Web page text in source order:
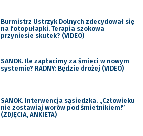
Burmistrz Ustrzyk Dolnych zdecydował się
na fotopułapki. Terapia szokowa
przyniesie skutek? (VIDEO)
SANOK. Ile zapłacimy za śmieci w nowym
systemie? RADNY: Będzie drożej (VIDEO)
SANOK. Interwencja sąsiedzka. „Człowieku
nie zostawiaj worów pod śmietnikiem!”
(ZDJĘCIA, ANKIETA)